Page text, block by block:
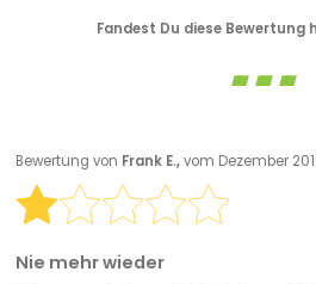
Fandest Du diese Bewertung
Bewertung von Frank E.,vom Dezember
Nie mehr wieder